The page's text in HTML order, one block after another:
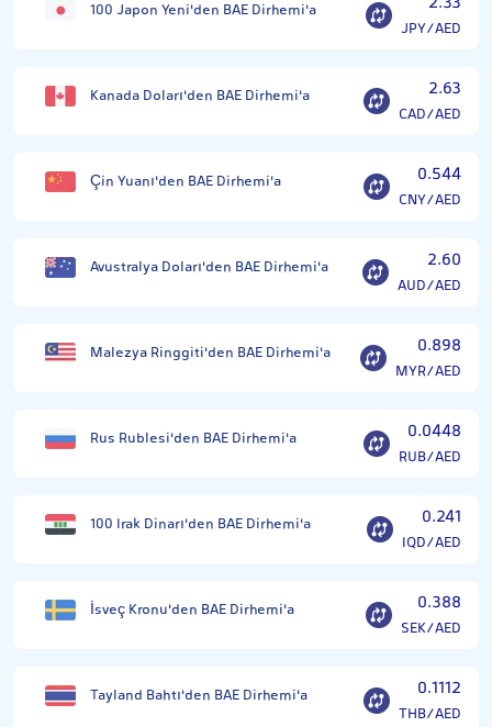
100 Japon Yeni'den BAE Dirhemi'a
JPY/AED
Kanada Doları'den BAE Dirhemi'a 2.63
CAD/AED
Çin Yuanı'den BAE Dirhemi'a 0.544
CNY/AED
Avustralya Doları'den BAE Dirhemi'a 2.60
AUD/AED
Malezya Ringgiti'den BAE Dirhemi'a 0.898
MYR/AED
Rus Rublesi'den BAE Dirhemi'a 0.0448
RUB/AED
100 Irak Dinarı'den BAE Dirhemi'a 0.241
IQD/AED
İsveç Kronu'den BAE Dirhemi'a 0.388
SEK/AED
Tayland Bahtı'den BAE Dirhemi'a 0.1112
THB/AED